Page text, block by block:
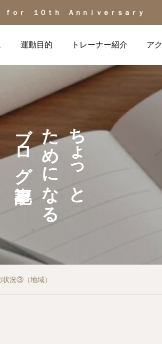
ｆｏｒ １０ｔｈ Ａｎｎｉｖｅｒｓａｒｙ
運動目的 トレーナー紹介 ア
代男性、
慣病予
健康の話題
更年期の不調を運動でケ
「心地よい」筋トレの力
ちょっと
ためになる
ブログ記事
状況③（地域）